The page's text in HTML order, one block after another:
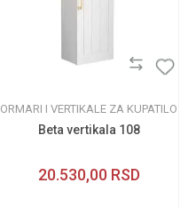
ORMARI I VERTIKALE ZA KUPATILO
Beta vertikala 108
20.530,00 RSD